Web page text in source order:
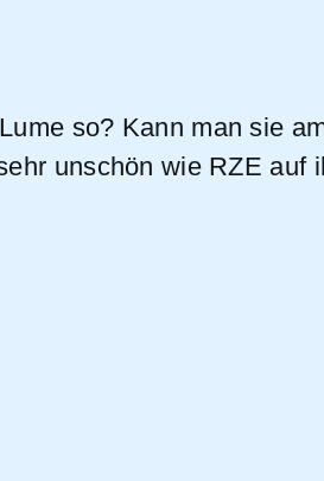
so? Kann man sie
unschön wie RZE